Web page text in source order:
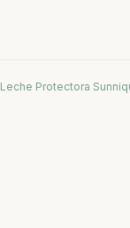
Protectora